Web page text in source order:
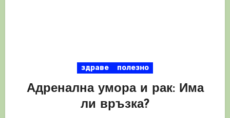
здраве полезно
Адренална умора и рак: Има
ли връзка?